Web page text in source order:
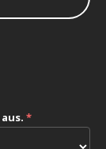
*